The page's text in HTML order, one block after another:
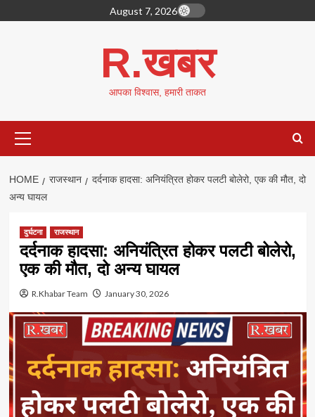
to
August 7, 2026
R.खबर
आपका विश्वास, हमारी ताकत
Menu
HOME राजस्थान
दर्दनाक हादसा: अनियंत्रित होकर पलटी बोलेरो, एक की मौत, दो
अन्य घायल
दुर्घटना राजस्थान
दर्दनाक हादसा: अनियंत्रित होकर पलटी बोलेरो,
एक की मौत, दो अन्य घायल
R.Khabar Team January 30, 2026